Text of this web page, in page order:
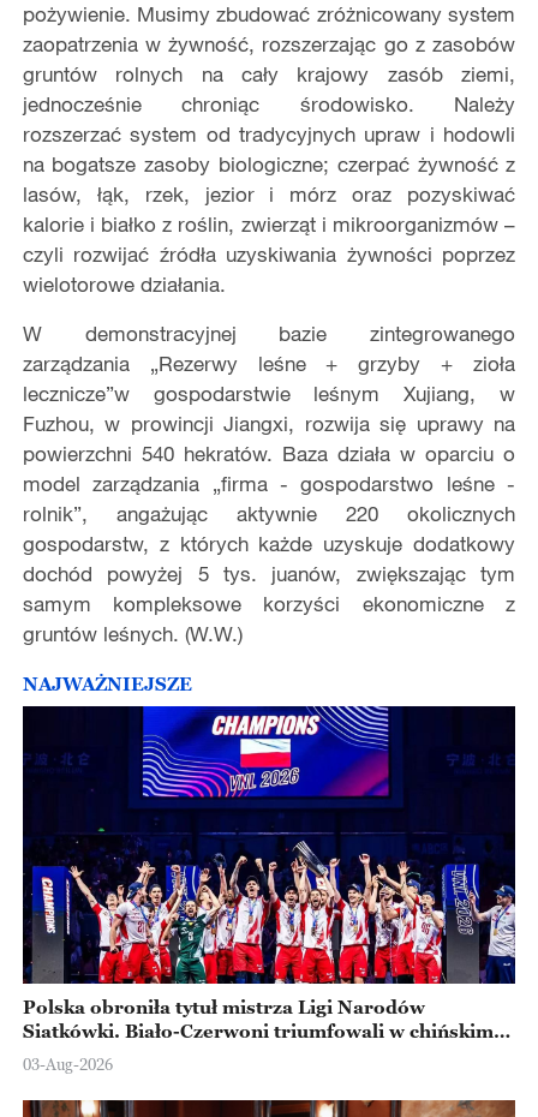
pożywienie. Musimy zbudować zróżnicowany system
zaopatrzenia w żywność, rozszerzając go z zasobów
gruntów rolnych na cały krajowy zasób ziemi,
jednocześnie chroniąc środowisko. Należy
rozszerzać system od tradycyjnych upraw i hodowli
na bogatsze zasoby biologiczne; czerpać żywność z
lasów, łąk, rzek, jezior i mórz oraz pozyskiwać
kalorie i białko z roślin, zwierząt i mikroorganizmów –
czyli rozwijać źródła uzyskiwania żywności poprzez
wielotorowe działania.
W demonstracyjnej bazie zintegrowanego
zarządzania „Rezerwy leśne + grzyby + zioła
lecznicze”w gospodarstwie leśnym Xujiang, w
Fuzhou, w prowincji Jiangxi, rozwija się uprawy na
powierzchni 540 hekratów. Baza działa w oparciu o
model zarządzania „firma - gospodarstwo leśne -
rolnik”, angażując aktywnie 220 okolicznych
gospodarstw, z których każde uzyskuje dodatkowy
dochód powyżej 5 tys. juanów, zwiększając tym
samym kompleksowe korzyści ekonomiczne z
gruntów leśnych. (W.W.)
NAJWAŻNIEJSZE
Polska obroniła tytuł mistrza Ligi Narodów
Siatkówki. Biało-Czerwoni triumfowali w chińskim
Ningbo
03-Aug-2026